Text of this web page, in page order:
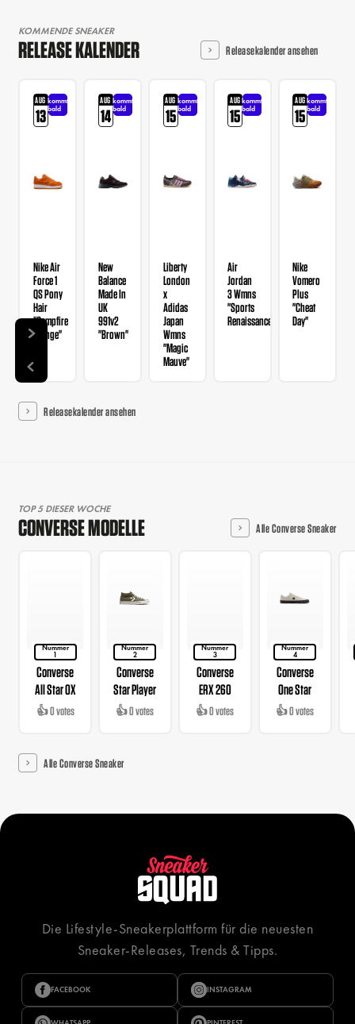
KOMMENDE SNEAKER
RELEASE KALENDER Releasekalender ansehen
AUG
13
kommt
bald
Nike Air
Force 1
QS Pony
Hair
"Campfire
Orange"
AUG
14
kommt
bald
New
Balance
Made In
UK
991v2
"Brown"
AUG
15
kommt
bald
Liberty
London
x
Adidas
Japan
Wmns
"Magic
Mauve"
AUG
15
kommt
bald
Air
Jordan
3 Wmns
"Sports
Renaissance"
AUG
15
kommt
bald
Nike
Vomero
Plus
"Cheat
Day"
Releasekalender ansehen
TOP 5 DIESER WOCHE
CONVERSE MODELLE Alle Converse Sneaker
Nummer
1
Converse
All Star OX
👍 0 votes
Nummer
2
Converse
Star Player
👍 0 votes
Nummer
3
Converse
ERX 260
👍 0 votes
Nummer
4
Converse
One Star
👍 0 votes
Alle Converse Sneaker
Die Lifestyle-Sneakerplattform für die neuesten
Sneaker-Releases, Trends & Tipps.
FACEBOOK INSTAGRAM